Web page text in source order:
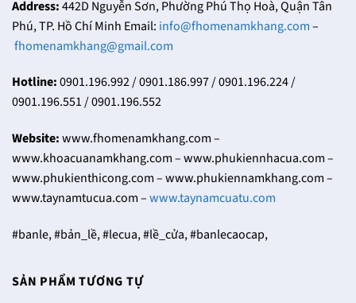
Address:442D Nguyễn Sơn, Phường Phú Thọ Hoà, Quận Tân
Phú, TP. Hồ Chí Minh Email: info@fhomenamkhang.com–
fhomenamkhang@gmail.com
Hotline:0901.196.992 / 0901.186.997 / 0901.196.224 /
0901.196.551 / 0901.196.552
Website:www.fhomenamkhang.com –
www.khoacuanamkhang.com – www.phukiennhacua.com –
www.phukienthicong.com – www.phukiennamkhang.com –
www.taynamtucua.com –www.taynamcuatu.com
#banle, #bản_lề, #lecua, #lề_cửa, #banlecaocap,
SẢN PHẨM TƯƠNG TỰ